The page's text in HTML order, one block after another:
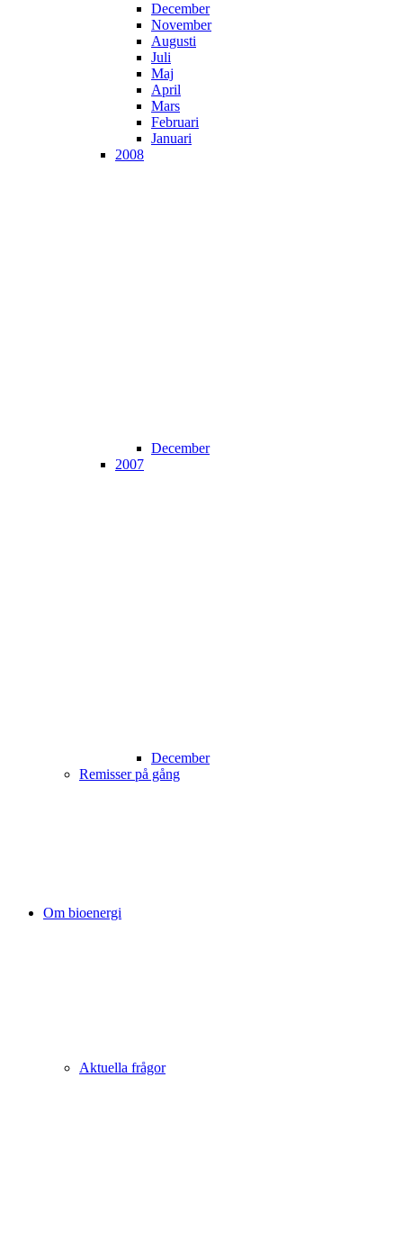
December
November
Augusti
Juli
Maj
April
Mars
Februari
Januari
2008
December
2007
December
Remisser på gång
Om bioenergi
Aktuella frågor